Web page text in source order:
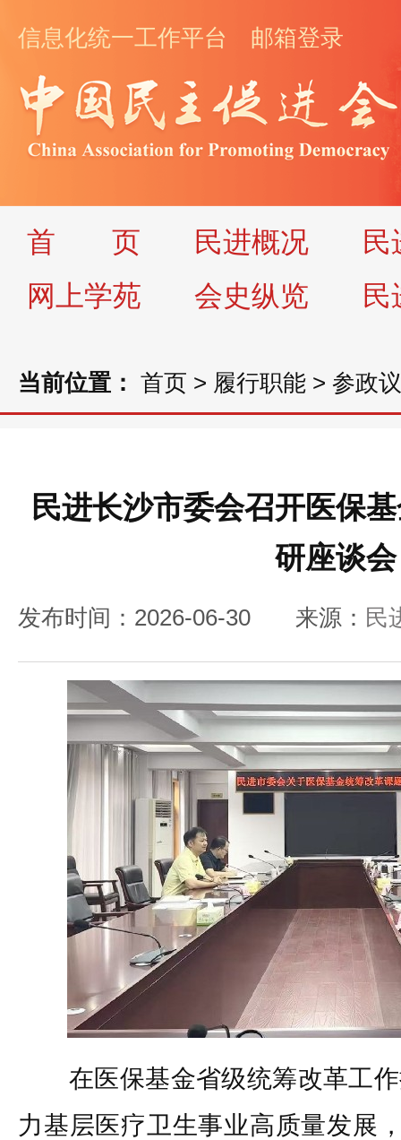
信息化统一工作平台 邮箱登录
首 页 民进概况
民
网上学苑
会史纵览 民
当前位置： 首页 > 履行职能 > 参政
民进长沙市委会召开医保
研座谈会
发布时间：2026-06-30 来源： 民
在医保基金省级统筹改革工作
力基层医疗卫生事业高质量发展